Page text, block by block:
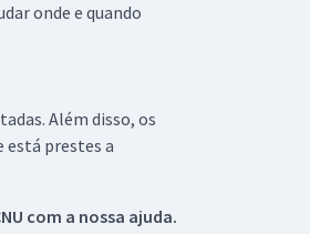
onde e quando
Além disso, os
está prestes a
com a nossa ajuda.